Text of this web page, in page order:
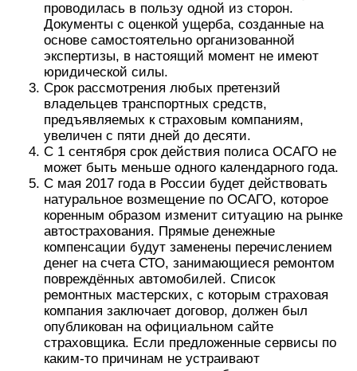
проводилась в пользу одной из сторон.
Документы с оценкой ущерба, созданные на
основе самостоятельно организованной
экспертизы, в настоящий момент не имеют
юридической силы.
Срок рассмотрения любых претензий
владельцев транспортных средств,
предъявляемых к страховым компаниям,
увеличен с пяти дней до десяти.
С 1 сентября срок действия полиса ОСАГО не
может быть меньше одного календарного года.
С мая 2017 года в России будет действовать
натуральное возмещение по ОСАГО, которое
коренным образом изменит ситуацию на рынке
автострахования. Прямые денежные
компенсации будут заменены перечислением
денег на счета СТО, занимающиеся ремонтом
повреждённых автомобилей. Список
ремонтных мастерских, с которым страховая
компания заключает договор, должен был
опубликован на официальном сайте
страховщика. Если предложенные сервисы по
каким-то причинам не устраивают